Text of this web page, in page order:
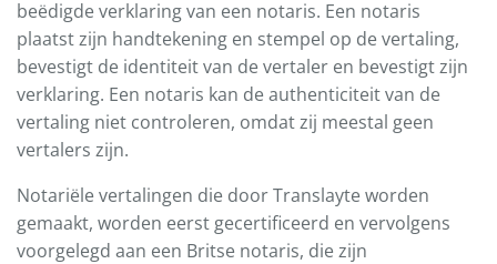
beëdigde verklaring van een notaris. Een notaris
plaatst zijn handtekening en stempel op de vertaling,
bevestigt de identiteit van de vertaler en bevestigt zijn
verklaring. Een notaris kan de authenticiteit van de
vertaling niet controleren, omdat zij meestal geen
vertalers zijn.
Notariële vertalingen die door Translayte worden
gemaakt, worden eerst gecertificeerd en vervolgens
voorgelegd aan een Britse notaris, die zijn